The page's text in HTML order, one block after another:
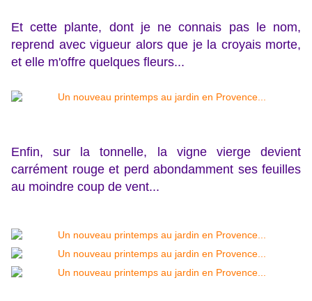
Et cette plante, dont je ne connais pas le nom,
reprend avec vigueur alors que je la croyais morte,
et elle m'offre quelques fleurs...
Enfin, sur la tonnelle, la vigne vierge devient
carrément rouge et perd abondamment ses feuilles
au moindre coup de vent...